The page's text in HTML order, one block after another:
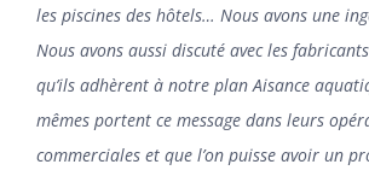
les piscines des hôtels… Nous avons une
Nous avons aussi discuté avec les
qu’ils adhèrent à notre plan Aisance
mêmes portent ce message dans leurs
commerciales et que l’on puisse avoir un